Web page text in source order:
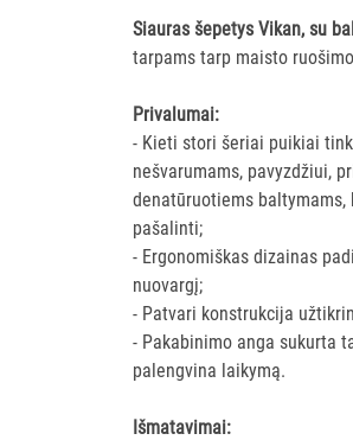
Siauras šepetys Vikan, su
tarpams tarp maisto
Privalumai:
- Kieti stori šeriai puikiai
nešvarumams, pavyzdžiui,
denatūruotiems
pašalinti;
- Ergonomiškas dizainas
nuovargį;
- Patvari konstrukcija
- Pakabinimo anga sukurta
palengvina laikymą.
Išmatavimai: